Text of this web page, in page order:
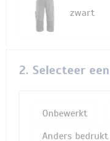
zwart
2. Selecteer
Onbewerkt
Anders bedrukt